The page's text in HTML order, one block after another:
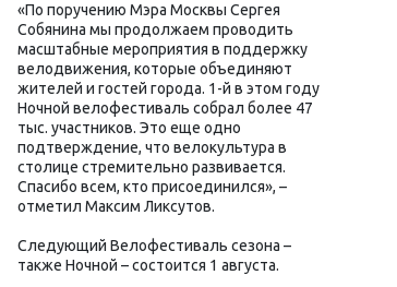
«По поручению Мэра Москвы Сергея
Собянина мы продолжаем проводить
масштабные мероприятия в поддержку
велодвижения, которые объединяют
жителей и гостей города. 1-й в этом году
Ночной велофестиваль собрал более 47
тыс. участников. Это еще одно
подтверждение, что велокультура в
столице стремительно развивается.
Спасибо всем, кто присоединился», –
отметил Максим Ликсутов.
Следующий Велофестиваль сезона –
также Ночной – состоится 1 августа.